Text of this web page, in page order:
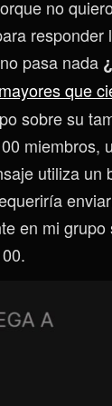
no
pasa nada
que
sobre su
miembros,
utiliza un
en mi